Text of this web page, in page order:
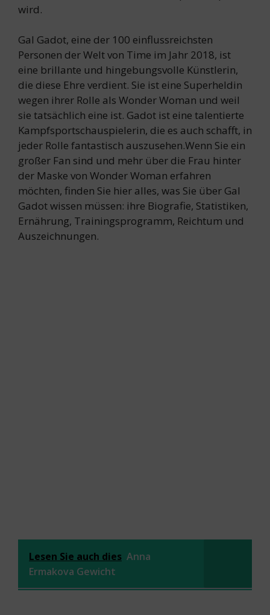
wird.
Gal Gadot, eine der 100 einflussreichsten
Personen der Welt von Time im Jahr 2018, ist
eine brillante und hingebungsvolle Künstlerin,
die diese Ehre verdient. Sie ist eine Superheldin
wegen ihrer Rolle als Wonder Woman und weil
sie tatsächlich eine ist. Gadot ist eine talentierte
Kampfsportschauspielerin, die es auch schafft, in
jeder Rolle fantastisch auszusehen.Wenn Sie ein
großer Fan sind und mehr über die Frau hinter
der Maske von Wonder Woman erfahren
möchten, finden Sie hier alles, was Sie über Gal
Gadot wissen müssen: ihre Biografie, Statistiken,
Ernährung, Trainingsprogramm, Reichtum und
Auszeichnungen.
Lesen Sie auch dies Anna
Ermakova Gewicht